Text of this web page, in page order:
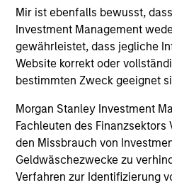
Mir ist ebenfalls bewusst,
Investment Management
gewährleistet, dass jegliche
Website korrekt oder
bestimmten Zweck geeignet
Morgan Stanley Investment
Fachleuten des
den Missbrauch von
Geldwäschezwecke zu
Verfahren zur Identifizierung
portfolio construction,
where they see
investors.
03-AUG-2026
May not represent all Team